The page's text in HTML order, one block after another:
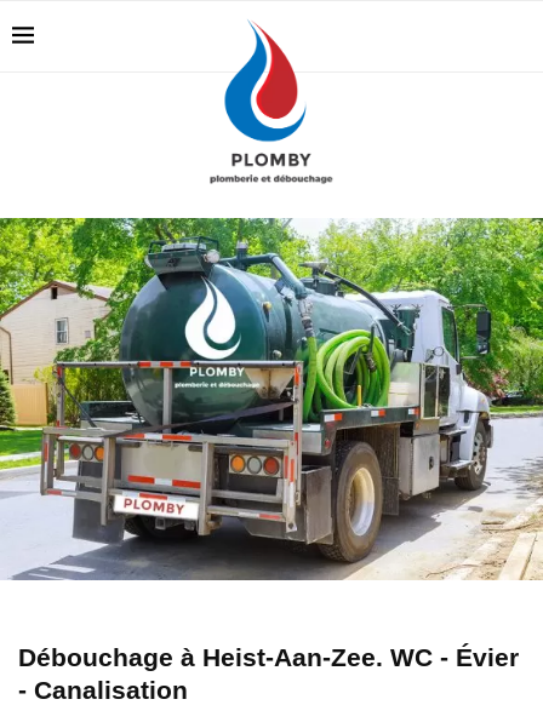
Débouchage à Heist-Aan-Zee. WC - Évier
- Canalisation